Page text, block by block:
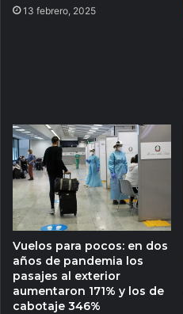
13 febrero, 2025
Vuelos para pocos: en dos
años de pandemia los
pasajes al exterior
aumentaron 171% y los de
cabotaje 346%